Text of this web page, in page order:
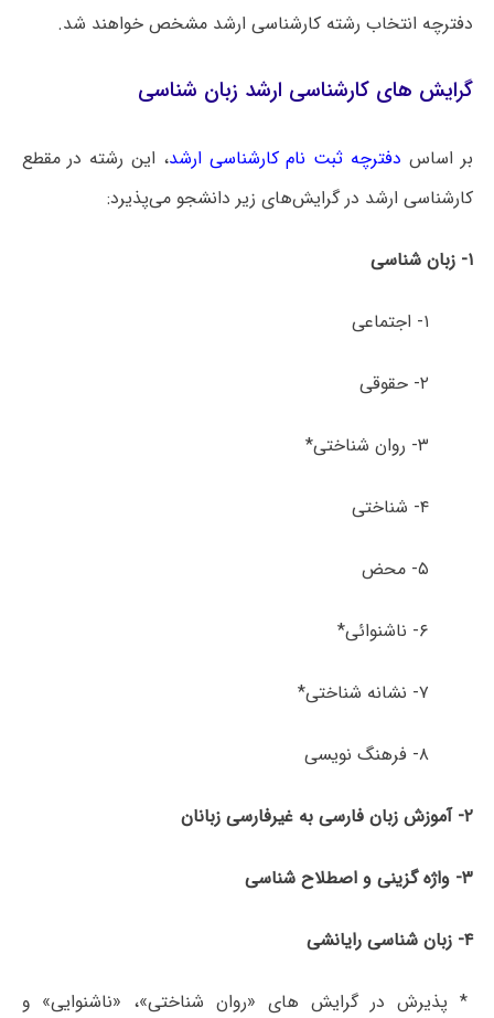
دفترچه انتخاب رشته کارشناسی ارشد مشخص خواهند شد.
گرایش های کارشناسی ارشد زبان شناسی
بر اساس دفترچه ثبت نام کارشناسی ارشد، این رشته در مقطع
کارشناسی ارشد در گرایش‌های زیر دانشجو می‌پذیرد:
۱- زبان شناسی
۱- اجتماعی
۲- حقوقی
۳- روان شناختی*
۴- شناختی
۵- محض
۶- ناشنوائی*
۷- نشانه شناختی*
۸- فرهنگ نویسی
۲- آموزش زبان فارسی به غیرفارسی زبانان
۳- واژه ­گزینی و اصطلاح شناسی
۴- زبان شناسی رایانشی
* پذیرش در گرایش های «روان شناختی»، «ناشنوایی» و